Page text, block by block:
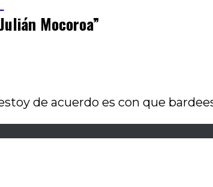
Mocoroa”
de acuerdo es con que